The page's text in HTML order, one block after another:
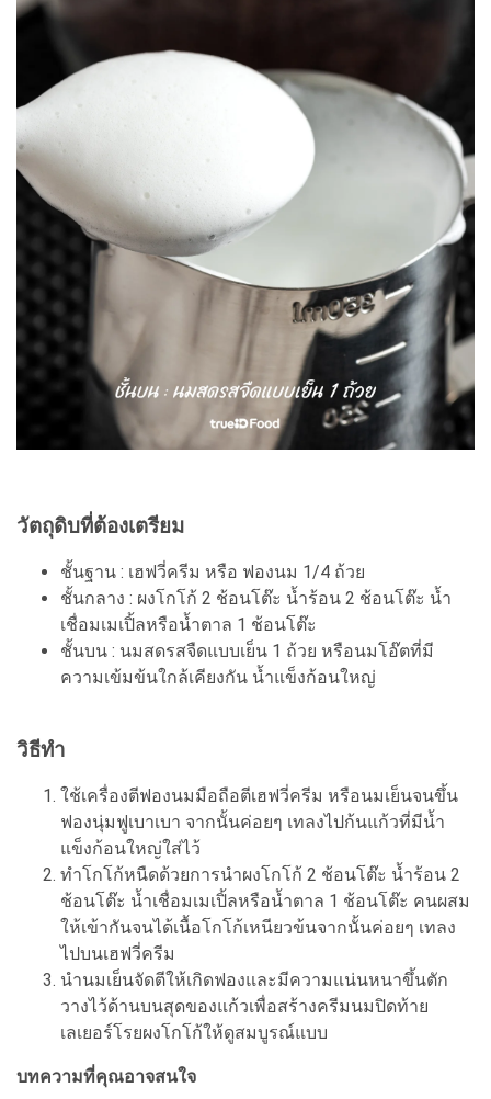
วัตถุดิบที่ต้องเตรียม
ชั้นฐาน : เฮฟวี่ครีม หรือ ฟองนม 1/4 ถ้วย
ชั้นกลาง : ผงโกโก้ 2 ช้อนโต๊ะ น้ำร้อน 2 ช้อนโต๊ะ น้ำ
เชื่อมเมเปิ้ลหรือน้ำตาล 1 ช้อนโต๊ะ
ชั้นบน : นมสดรสจืดแบบเย็น 1 ถ้วย หรือนมโอ๊ตที่มี
ความเข้มข้นใกล้เคียงกัน น้ำแข็งก้อนใหญ่
วิธีทำ
ใช้เครื่องตีฟองนมมือถือตีเฮฟวี่ครีม หรือนมเย็นจนขึ้น
ฟองนุ่มฟูเบาเบา จากนั้นค่อยๆ เทลงไปก้นแก้วที่มีน้ำ
แข็งก้อนใหญ่ใส่ไว้
ทำโกโก้หนืดด้วยการนำผงโกโก้ 2 ช้อนโต๊ะ น้ำร้อน 2
ช้อนโต๊ะ น้ำเชื่อมเมเปิ้ลหรือน้ำตาล 1 ช้อนโต๊ะ คนผสม
ให้เข้ากันจนได้เนื้อโกโก้เหนียวข้นจากนั้นค่อยๆ เทลง
ไปบนเฮฟวี่ครีม
นำนมเย็นจัดตีให้เกิดฟองและมีความแน่นหนาขึ้นตัก
วางไว้ด้านบนสุดของแก้วเพื่อสร้างครีมนมปิดท้าย
เลเยอร์โรยผงโกโก้ให้ดูสมบูรณ์แบบ
บทความที่คุณอาจสนใจ